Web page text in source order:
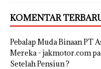
KOMENTAR
Pebalap Muda Binaan PT
Mereka - jakmotor.com
Setelah Pensiun ?